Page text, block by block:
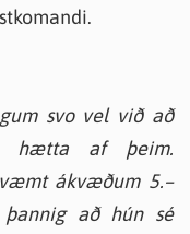
svo vel við að
hætta af þeim.
ákvæðum 5.–
að hún sé